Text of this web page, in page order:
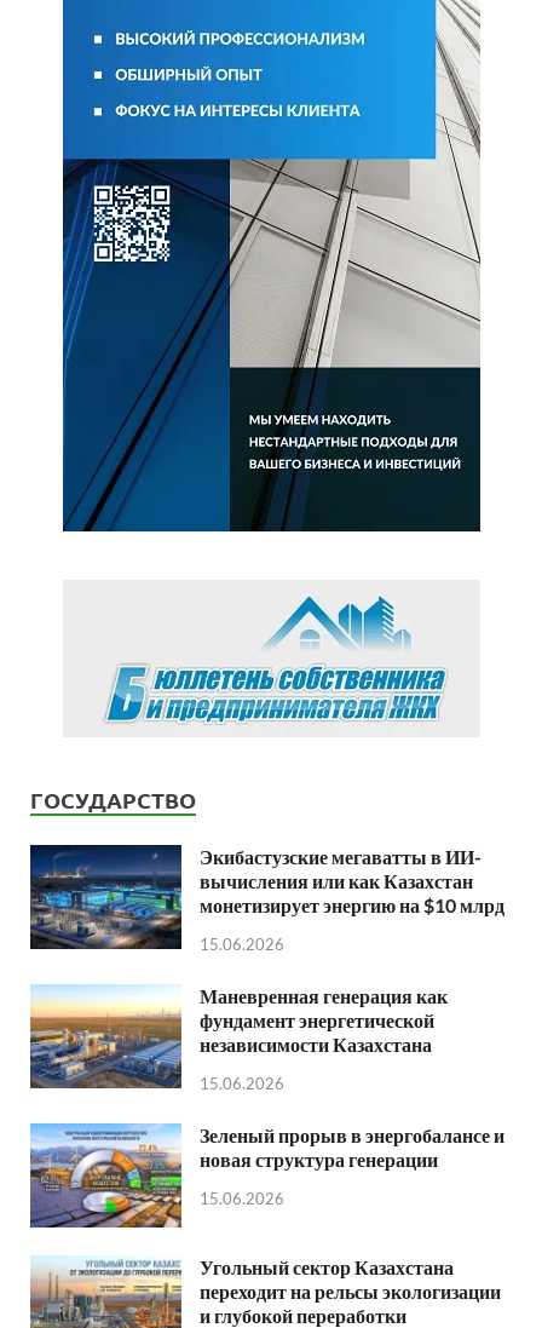
ГОСУДАРСТВО
Экибастузские мегаватты в ИИ-
вычисления или как Казахстан
монетизирует энергию на $10 млрд
15.06.2026
Маневренная генерация как
фундамент энергетической
независимости Казахстана
15.06.2026
Зеленый прорыв в энергобалансе и
новая структура генерации
15.06.2026
Угольный сектор Казахстана
переходит на рельсы экологизации
и глубокой переработки